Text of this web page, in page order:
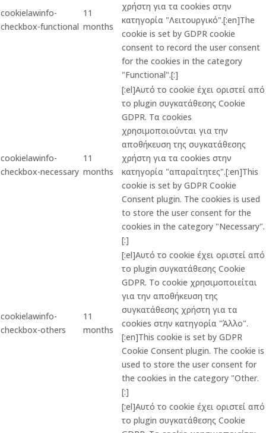
cookielawinfo-
checkbox-functional
11
months
χρήστη για τα cookies στην
κατηγορία "Λειτουργικό".[:en]The
cookie is set by GDPR cookie
consent to record the user consent
for the cookies in the category
"Functional".[:]
cookielawinfo-
checkbox-necessary
11
months
[:el]Αυτό το cookie έχει οριστεί από
το plugin συγκατάθεσης Cookie
GDPR. Τα cookies
χρησιμοποιούνται για την
αποθήκευση της συγκατάθεσης
χρήστη για τα cookies στην
κατηγορία "απαραίτητες".[:en]This
cookie is set by GDPR Cookie
Consent plugin. The cookies is used
to store the user consent for the
cookies in the category "Necessary".
[:]
cookielawinfo-
checkbox-others
11
months
[:el]Αυτό το cookie έχει οριστεί από
το plugin συγκατάθεσης Cookie
GDPR. Το cookie χρησιμοποιείται
για την αποθήκευση της
συγκατάθεσης χρήστη για τα
cookies στην κατηγορία "Άλλο".
[:en]This cookie is set by GDPR
Cookie Consent plugin. The cookie is
used to store the user consent for
the cookies in the category "Other.
[:]
[:el]Αυτό το cookie έχει οριστεί από
το plugin συγκατάθεσης Cookie